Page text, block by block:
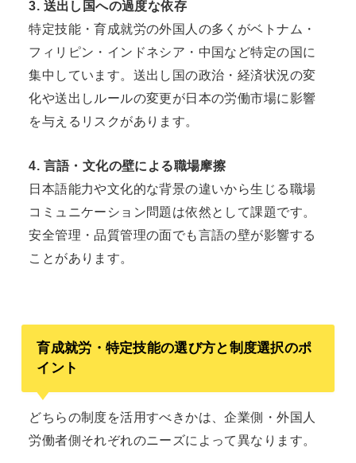
3. 送出し国への過度な依存
特定技能・育成就労の外国人の多くがベトナム・
フィリピン・インドネシア・中国など特定の国に
集中しています。送出し国の政治・経済状況の変
化や送出しルールの変更が日本の労働市場に影響
を与えるリスクがあります。
4. 言語・文化の壁による職場摩擦
日本語能力や文化的な背景の違いから生じる職場
コミュニケーション問題は依然として課題です。
安全管理・品質管理の面でも言語の壁が影響する
ことがあります。
育成就労・特定技能の選び方と制度選択のポ
イント
どちらの制度を活用すべきかは、企業側・外国人
労働者側それぞれのニーズによって異なります。